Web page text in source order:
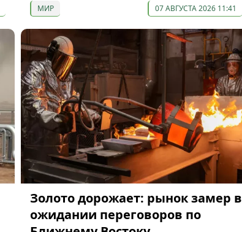
МИР 07 АВГУСТА 2026 11:41
Золото дорожает: рынок замер в
ожидании переговоров по